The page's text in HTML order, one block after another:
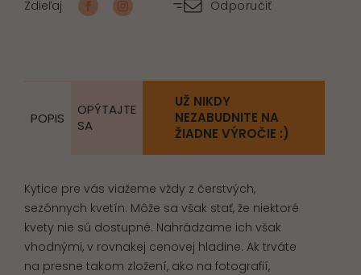
pokoja,
Zdieľaj Odporučiť
POPIS
OPÝTAJTE
SA
UŽ NIKDY
NEZABUDNITE NA
ŽIADNE VÝROČIE :)
Kytice pre vás viažeme vždy z čerstvých,
sezónnych kvetín. Môže sa však stať, že niektoré
kvety nie sú dostupné. Nahrádzame ich však
vhodnými, v rovnakej cenovej hladine. Ak trváte
na presne takom zložení, ako na fotografií,